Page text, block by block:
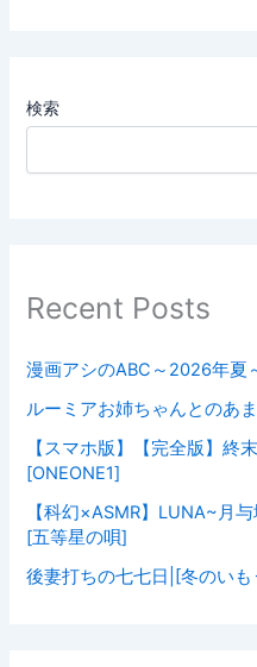
検索
Recent Posts
漫画アシのABC～2026年夏
ルーミアお姉ちゃんとのあ
【スマホ版】【完全版】終
[ONEONE1]
【科幻×ASMR】LUNA~月
[五等星の唄]
後妻打ちの七七日|[冬のいも